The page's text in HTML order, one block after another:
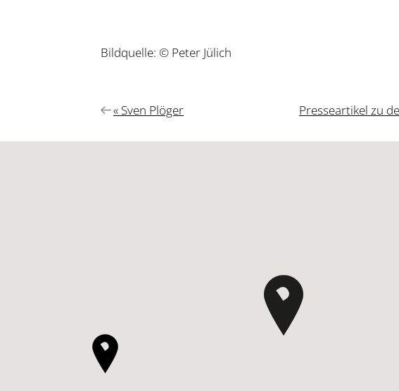
Bildquelle: © Peter Jülich
Vorheriger
« Sven Plöger
Nächster
Presseartikel zu